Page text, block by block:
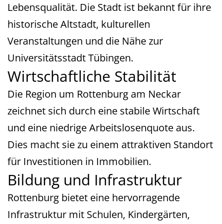
Lebensqualität. Die Stadt ist bekannt für ihre
historische Altstadt, kulturellen
Veranstaltungen und die Nähe zur
Universitätsstadt Tübingen.
Wirtschaftliche Stabilität
Die Region um Rottenburg am Neckar
zeichnet sich durch eine stabile Wirtschaft
und eine niedrige Arbeitslosenquote aus.
Dies macht sie zu einem attraktiven Standort
für Investitionen in Immobilien.
Bildung und Infrastruktur
Rottenburg bietet eine hervorragende
Infrastruktur mit Schulen, Kindergärten,